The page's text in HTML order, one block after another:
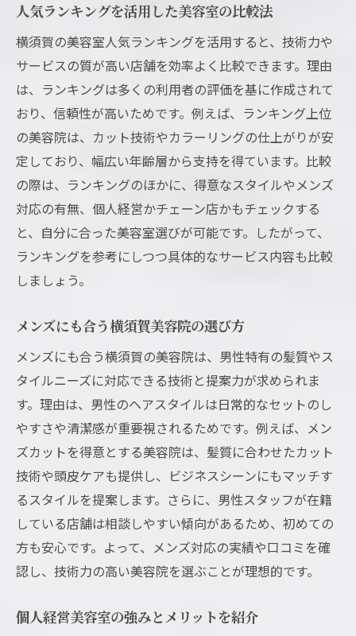
人気ランキングを活用した美容室の比較法
横須賀の美容室人気ランキングを活用すると、技術力や
サービスの質が高い店舗を効率よく比較できます。理由
は、ランキングは多くの利用者の評価を基に作成されて
おり、信頼性が高いためです。例えば、ランキング上位
の美容院は、カット技術やカラーリングの仕上がりが安
定しており、幅広い年齢層から支持を得ています。比較
の際は、ランキングのほかに、得意なスタイルやメンズ
対応の有無、個人経営かチェーン店かもチェックする
と、自分に合った美容室選びが可能です。したがって、
ランキングを参考にしつつ具体的なサービス内容も比較
しましょう。
メンズにも合う横須賀美容院の選び方
メンズにも合う横須賀の美容院は、男性特有の髪質やス
タイルニーズに対応できる技術と提案力が求められま
す。理由は、男性のヘアスタイルは日常的なセットのし
やすさや清潔感が重要視されるためです。例えば、メン
ズカットを得意とする美容院は、髪質に合わせたカット
技術や頭皮ケアも提供し、ビジネスシーンにもマッチす
るスタイルを提案します。さらに、男性スタッフが在籍
している店舗は相談しやすい傾向があるため、初めての
方も安心です。よって、メンズ対応の実績や口コミを確
認し、技術力の高い美容院を選ぶことが理想的です。
個人経営美容室の強みとメリットを紹介